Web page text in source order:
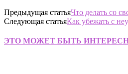
Предыдущая статьяЧто делать со
Следующая статьяКак убежать с
ЭТО МОЖЕТ БЫТЬ